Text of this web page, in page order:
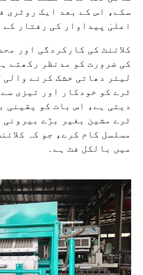
سکے، اس کے بعد ایک روٹری
اعلیٰ پیداوار کی رفتار
کلائنٹ کی کارکردگی اور
کی ضرورت کو مدنظر رکھتے
لیئر دھاتی خشک کرنے والی
ٹرے کو خودکار اور تیزی
دیتی ہے، اس بات کو یقینی
ٹرے مشین بغیر بڑے
مسلسل کام کرے، جو کہ
میں بالکل فٹ ہے۔